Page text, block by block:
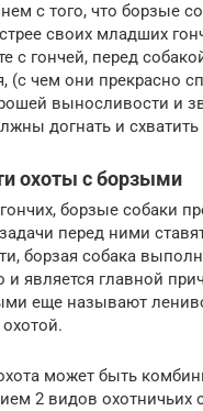
с того, что борзые
своих младших
с гончей, перед
(с чем они прекрасно
выносливости и
догнать и схватить
охоты с борзыми
борзые собаки
перед ними
борзая собака
и является главной
еще называют
может быть
2 видов охотничьих